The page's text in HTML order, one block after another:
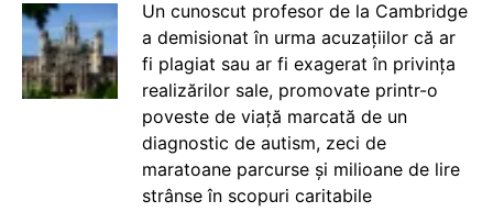
Un cunoscut profesor de la Cambridge
a demisionat în urma acuzațiilor că ar
fi plagiat sau ar fi exagerat în privința
realizărilor sale, promovate printr-o
poveste de viață marcată de un
diagnostic de autism, zeci de
maratoane parcurse și milioane de lire
strânse în scopuri caritabile